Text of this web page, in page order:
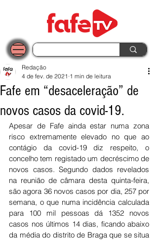
Fafe em “desaceleração” de
novos casos da covid-19.
Redação
4 de fev. de 2021 1 min de leitura
Apesar de Fafe ainda estar numa zona
risco extremamente elevado no que ao
contágio da covid-19 diz respeito, o
concelho tem registado um decréscimo de
novos casos. Segundo dados revelados
na reunião de câmara desta quinta-feira,
são agora 36 novos casos por dia, 257 por
semana, o que numa incidência calculada
para 100 mil pessoas dá 1352 novos
casos nos últimos 14 dias, ficando abaixo
da média do distrito de Braga que se situa